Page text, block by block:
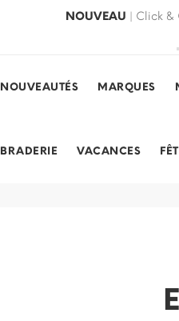
NOUVEAU | Click &
NOUVEAUTÉS MARQUES
BRADERIE VACANCES